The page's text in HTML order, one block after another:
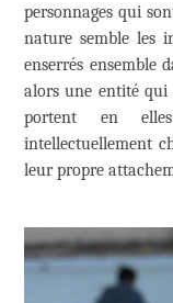
personnages qui
nature semble les
enserrés ensemble
alors une entité qui
portent en
intellectuellement
leur propre